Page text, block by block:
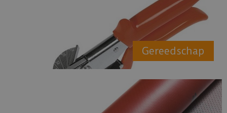
Gereedschap